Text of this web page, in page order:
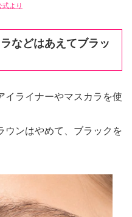
式より
などはあえてブラッ
イライナーやマスカラを使
ウンはやめて、ブラックを